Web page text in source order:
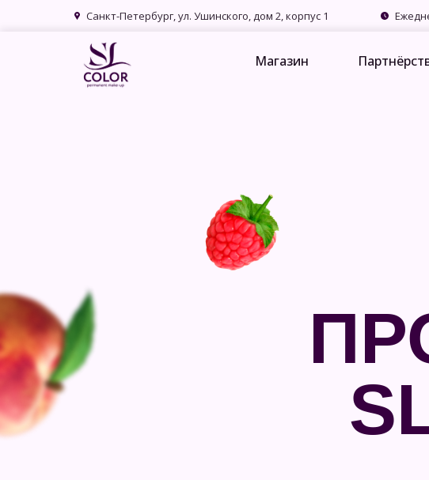
Магазин
Санкт-Петербург, ул. Ушинского, дом 2, корпус 1